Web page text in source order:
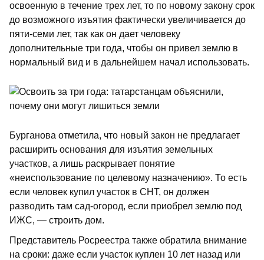
освоенную в течение трех лет, то по новому закону срок
до возможного изъятия фактически увеличивается до
пяти-семи лет, так как он дает человеку
дополнительные три года, чтобы он привел землю в
нормальный вид и в дальнейшем начал использовать.
Бурганова отметила, что новый закон не предлагает
расширить основания для изъятия земельных
участков, а лишь раскрывает понятие
«неиспользование по целевому назначению». То есть
если человек купил участок в СНТ, он должен
разводить там сад-огород, если приобрел землю под
ИЖС, — строить дом.
Представитель Росреестра также обратила внимание
на сроки: даже если участок куплен 10 лет назад или